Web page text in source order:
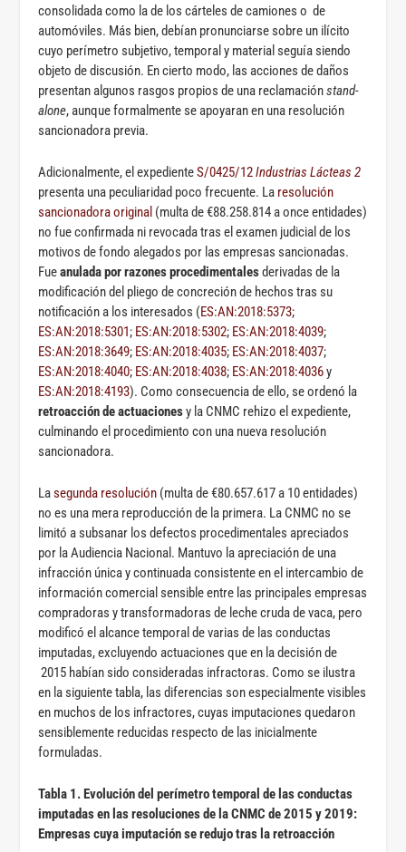
consolidada como la de los cárteles de camiones o de
automóviles. Más bien, debían pronunciarse sobre un ilícito
cuyo perímetro subjetivo, temporal y material seguía siendo
objeto de discusión. En cierto modo, las acciones de daños
presentan algunos rasgos propios de una reclamaciónstand-
alone, aunque formalmente se apoyaran en una resolución
sancionadora previa.
Adicionalmente, el expedienteS/0425/12Industrias Lácteas 2
presenta una peculiaridad poco frecuente. La resolución
sancionadora original (multa de €88.258.814 a once entidades)
no fue confirmada ni revocada tras el examen judicial de los
motivos de fondo alegados por las empresas sancionadas.
Fueanulada por razones procedimentalesderivadas de la
modificación del pliego de concreción de hechos tras su
notificación a los interesados (ES:AN:2018:5373;
ES:AN:2018:5301; ES:AN:2018:5302; ES:AN:2018:4039;
ES:AN:2018:3649; ES:AN:2018:4035; ES:AN:2018:4037;
ES:AN:2018:4040; ES:AN:2018:4038; ES:AN:2018:4036y
ES:AN:2018:4193). Como consecuencia de ello, se ordenó la
retroacción de actuacionesy la CNMC rehizo el expediente,
culminando el procedimiento con una nueva resolución
sancionadora.
Lasegunda resolución (multa de €80.657.617 a 10 entidades)
no es una mera reproducción de la primera. La CNMC no se
limitó a subsanar los defectos procedimentales apreciados
por la Audiencia Nacional. Mantuvo la apreciación de una
infracción única y continuada consistente en el intercambio de
información comercial sensible entre las principales empresas
compradoras y transformadoras de leche cruda de vaca, pero
modificó el alcance temporal de varias de las conductas
imputadas, excluyendo actuaciones que en la decisión de
2015 habían sido consideradas infractoras. Como se ilustra
en la siguiente tabla, las diferencias son especialmente visibles
en muchos de los infractores, cuyas imputaciones quedaron
sensiblemente reducidas respecto de las inicialmente
formuladas.
Tabla 1. Evolución del perímetro temporal de las conductas
imputadas en las resoluciones de la CNMC de 2015 y 2019:
Empresas cuya imputación se redujo tras la retroacción